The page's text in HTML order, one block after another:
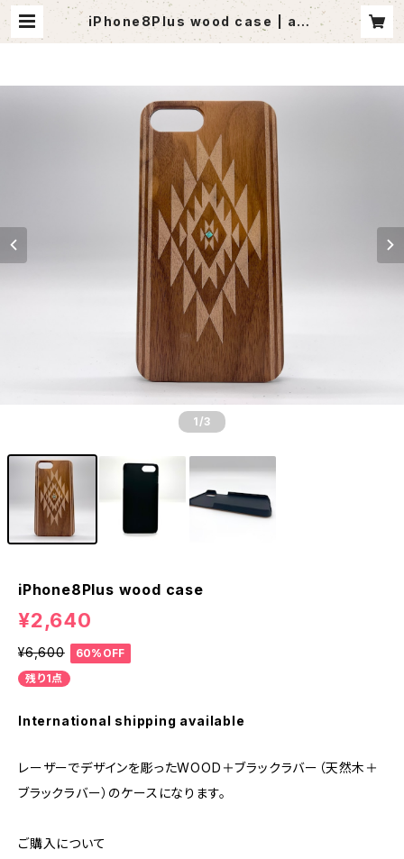
iPhone8Plus wood case | ago
utlet
1 /3
iPhone8Plus wood case
¥2,640
¥6,600
60%OFF
残り1点
International shipping available
レーザーでデザインを彫ったWOOD＋ブラックラバー（天然木＋
ブラックラバー）のケースになります。
ご購入について